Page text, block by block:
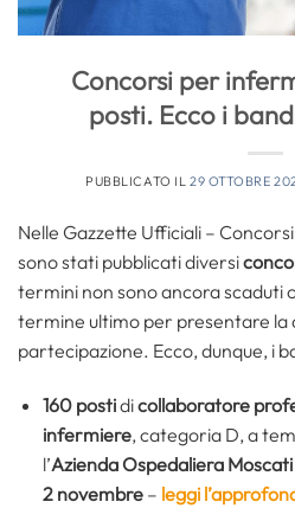
Concorsi per
posti. Ecco i
PUBBLICATO IL 29 OTTOBRE
Nelle Gazzette Ufficiali –
sono stati pubblicati diversi
termini non sono ancora scaduti
termine ultimo per presentare la
partecipazione. Ecco, dunque, i
160 postidicollaboratore
infermiere, categoria D, a
l’Azienda Ospedaliera Moscati
2 novembre– leggi